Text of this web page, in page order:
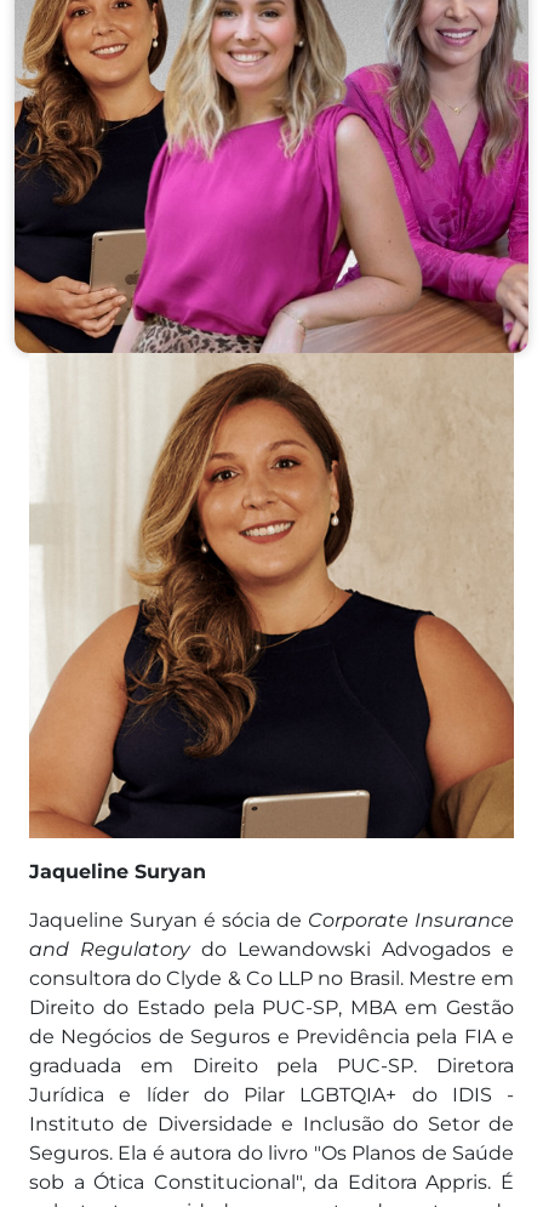
Jaqueline Suryan
Jaqueline Suryan é sócia de Corporate Insurance
and Regulatorydo Lewandowski Advogados e
consultora do Clyde & Co LLP no Brasil. Mestre em
Direito do Estado pela PUC-SP, MBA em Gestão
de Negócios de Seguros e Previdência pela FIA e
graduada em Direito pela PUC-SP. Diretora
Jurídica e líder do Pilar LGBTQIA+ do IDIS -
Instituto de Diversidade e Inclusão do Setor de
Seguros. Ela é autora do livro "Os Planos de Saúde
sob a Ótica Constitucional", da Editora Appris. É